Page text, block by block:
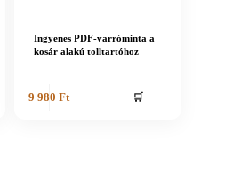
Ingyenes PDF-varróminta a
kosár alakú tolltartóhoz
9 980Ft 🛒